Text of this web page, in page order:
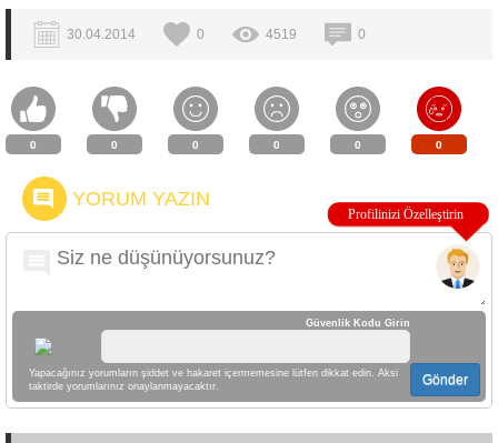
30.04.2014 0 4519 0
0 0 0 0 0 0
YORUM YAZIN
Güvenlik Kodu Girin
Yapacağınız yorumların şiddet ve hakaret içermemesine lütfen dikkat edin. Aksi
taktirde yorumlarınız onaylanmayacaktır.
Gönder